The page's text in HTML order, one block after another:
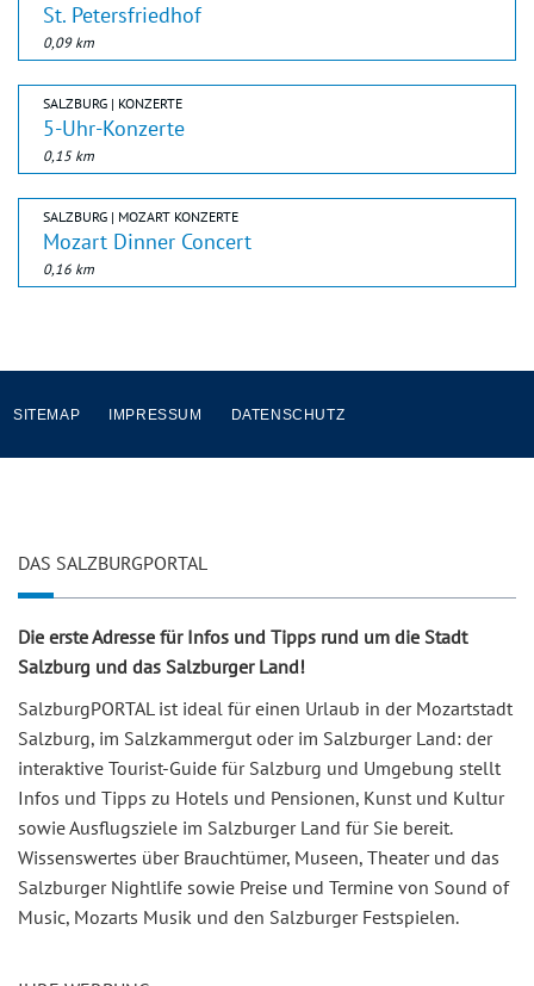
St. Petersfriedhof
0,09 km
SALZBURG | KONZERTE
5-Uhr-Konzerte
0,15 km
SALZBURG | MOZART KONZERTE
Mozart Dinner Concert
0,16 km
SITEMAP IMPRESSUM DATENSCHUTZ
DAS SALZBURGPORTAL
Die erste Adresse für Infos und Tipps rund um die Stadt
Salzburg und das Salzburger Land!
SalzburgPORTAL ist ideal für einen Urlaub in der Mozartstadt
Salzburg, im Salzkammergut oder im Salzburger Land: der
interaktive Tourist-Guide für Salzburg und Umgebung stellt
Infos und Tipps zu Hotels und Pensionen, Kunst und Kultur
sowie Ausflugsziele im Salzburger Land für Sie bereit.
Wissenswertes über Brauchtümer, Museen, Theater und das
Salzburger Nightlife sowie Preise und Termine von Sound of
Music, Mozarts Musik und den Salzburger Festspielen.